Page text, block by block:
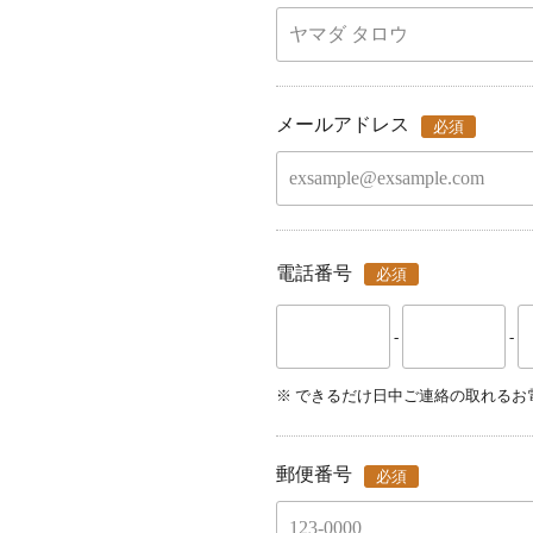
メールアドレス 必須
電話番号 必須
- -
できるだけ日中ご連絡の取れるお
郵便番号 必須